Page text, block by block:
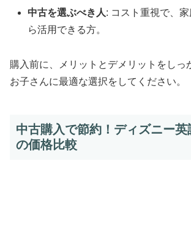
中古を選ぶべき人: コスト重視で、
ら活用できる方。
購入前に、メリットとデメリットをしっ
お子さんに最適な選択をしてください。
中古購入で節約！ディズニー英
の価格比較